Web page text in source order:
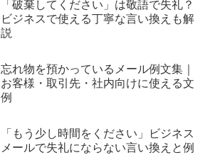
「破棄してください」は敬語で失礼？
ビジネスで使える丁寧な言い換えも解
説
忘れ物を預かっているメール例文集｜
お客様・取引先・社内向けに使える文
例
「もう少し時間をください」ビジネス
メールで失礼にならない言い換えと例